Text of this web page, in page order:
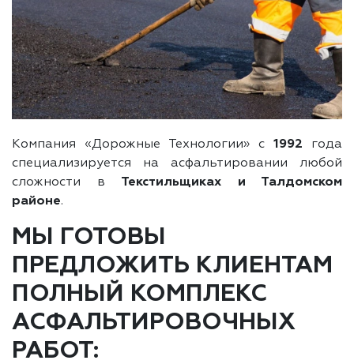
Компания «Дорожные Технологии» с 1992 года
специализируется на асфальтировании любой
сложности в Текстильщиках и Талдомском
районе.
МЫ ГОТОВЫ
ПРЕДЛОЖИТЬ КЛИЕНТАМ
ПОЛНЫЙ КОМПЛЕКС
АСФАЛЬТИРОВОЧНЫХ
РАБОТ: